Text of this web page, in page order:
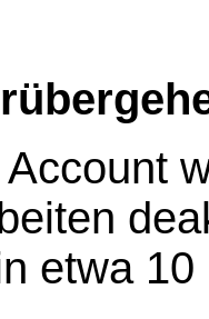
Account
etwa